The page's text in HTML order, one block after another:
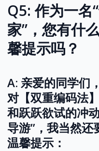
Q5: 作为一名
家”，您有什
馨提示吗？
A: 亲爱的同学们
对【双重编码法
和跃跃欲试的冲
导游”，我当然
温馨提示：